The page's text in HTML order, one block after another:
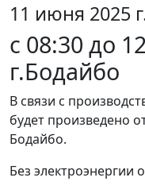
11 июня 2025
с 08:30 до
г.Бодайбо
В связи с
будет произведено
Бодайбо.
Без электроэнергии